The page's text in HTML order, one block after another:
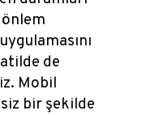
de
Mobil
bir şekilde